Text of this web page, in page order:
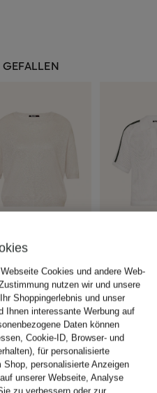
AUREL
mit
€
50,99 €
119,95 €
MARC
Strick-
64,99 €
Bestpreis:
Ursprünglich:
Cookies und andere Web-
nutzen wir und unsere
Shoppingerlebnis und unser
Ihnen interessante Werbung auf
Daten können
Cookie-ID, Browser- und
für personalisierte
personalisierte Anzeigen
unserer Webseite, Analyse
zu verbessern oder zur